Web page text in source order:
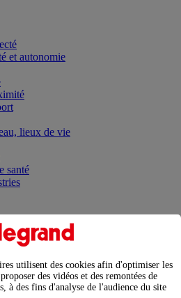
et autonomie
lieux de vie
santé
le fonctionnement des appareils
son tableau électrique
Solutions : concentrer les
de vos performances
utilisent des cookies afin d'optimiser les
des vidéos et des remontées de
à des fins d'analyse de l'audience du site